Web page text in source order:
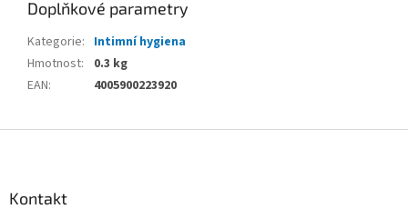
Doplňkové parametry
Kategorie: Intimní hygiena
Hmotnost:
0.3 kg
EAN: 4005900223920
Kontakt